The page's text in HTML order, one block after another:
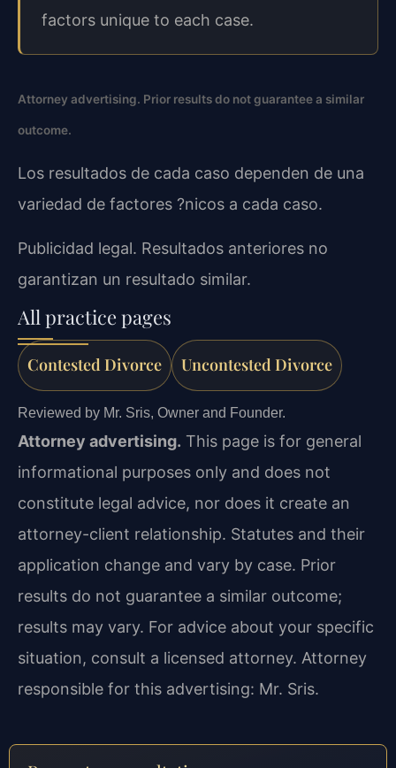
factors unique to each case.
Attorney advertising. Prior results do not guarantee a similar
outcome.
Los resultados de cada caso dependen de una
variedad de factores ?nicos a cada caso.
Publicidad legal. Resultados anteriores no
garantizan un resultado similar.
All practice pages
Contested Divorce Uncontested Divorce
Reviewed by Mr. Sris, Owner and Founder.
Attorney advertising. This page is for general
informational purposes only and does not
constitute legal advice, nor does it create an
attorney-client relationship. Statutes and their
application change and vary by case. Prior
results do not guarantee a similar outcome;
results may vary. For advice about your specific
situation, consult a licensed attorney. Attorney
responsible for this advertising: Mr. Sris.